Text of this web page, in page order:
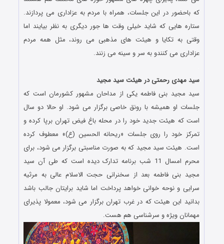
که باحضور در این جلسات، همراه با مردم به عزاداری می پردازند.
ستاره هایی که شاید خیلی وقت ها جور دیگری به نظر بیایند اما
وقتی به تکایا و هیئت های مذهبی می روند، مثل همه مردم
عزاداری می کنندو به سر و سینه می زنند.
سید مهدی رحمتی در هیئت سید مجید
سید مجید بنی فاطمه یکی از مداحان مشهور کشورمان است که
جلسات او همیشه با رونق خاصی برگزار می شود. او حالا دو سال
است که هیئت جدید خود را در محله باغ فیض تهران برپا کرده و
تمرکز خود را روی جلسات «ریحانه الحسین (ع)» معطوف کرده
است. هیئت سید مجید که به صورت مناسبتی برگزار می شود، برای
محرم امسال 11 شب برنامه تدارک دیده است که طی آن سید
مجید بنی فاطمه بعد از سخنرانی حجت الاسلام عالی به مرثیه
سرایی و نوحه خوانی خواهد پرداخت اما شاید برایتان جالب باشد
بدانید این هیئت که در غرب تهران برگزار می شود، معمولا پذیرای
مهمانان ویژه و سرشناسی هم هست.